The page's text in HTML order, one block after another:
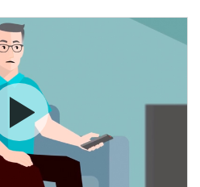
Voir la vidéo Signes de perte